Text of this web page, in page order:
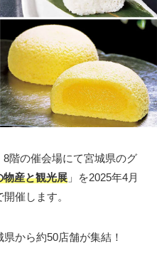
8階の催会場にて宮城県のグ
物産と観光展 」を2025年4月
催します。
から約50店舗が集結！